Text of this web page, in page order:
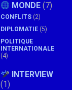
MONDE (7)
CONFLITS (2)
DIPLOMATIE (5)
POLITIQUE
INTERNATIONALE
(4)
INTERVIEW
(1)